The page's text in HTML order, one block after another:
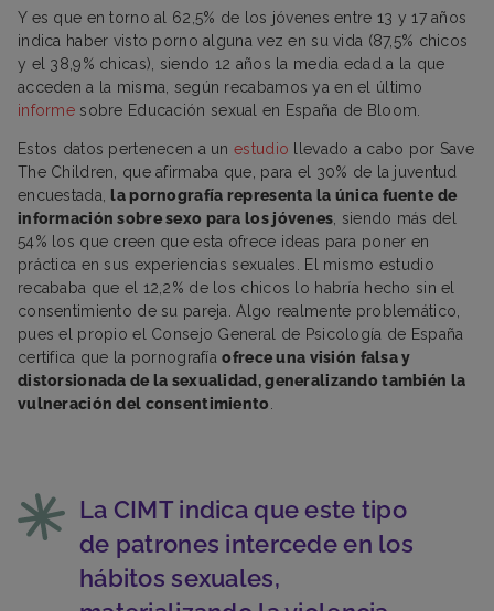
Y es que en torno al 62,5% de los jóvenes entre 13 y 17 años
indica haber visto porno alguna vez en su vida (87,5% chicos
y el 38,9% chicas), siendo 12 años la media edad a la que
acceden a la misma, según recabamos ya en el último
informe sobre Educación sexual en España de Bloom.
Estos datos pertenecen a unestudio llevado a cabo por Save
The Children, que afirmaba que, para el 30% de la juventud
encuestada,
la pornografía representa la única fuente de
información sobre sexo para los jóvenes , siendo más del
54% los que creen que esta ofrece ideas para poner en
práctica en sus experiencias sexuales. El mismo estudio
recababa que el 12,2% de los chicos lo habría hecho sin el
consentimiento de su pareja. Algo realmente problemático,
pues el propio el Consejo General de Psicología de España
certifica que la pornografíaofrece una visión falsa y
distorsionada de la sexualidad, generalizando también la
vulneración del consentimiento
La CIMT indica que este tipo
de patrones intercede en los
hábitos sexuales,